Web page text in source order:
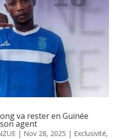
va rester en Guinée
agent
| Nov 28, 2025 | Exclusivité,